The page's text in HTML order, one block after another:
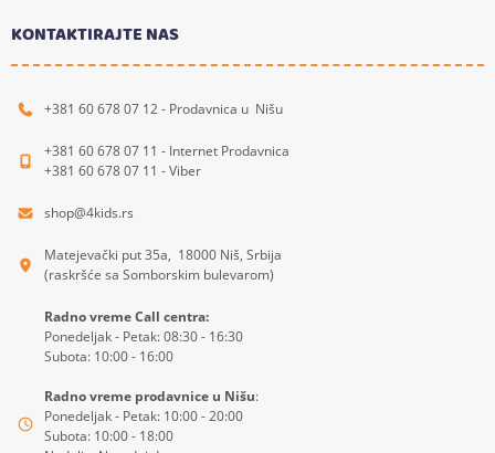
KONTAKTIRAJTE NAS
+381 60 678 07 12 - Prodavnica u Nišu
+381 60 678 07 11 - Internet Prodavnica
+381 60 678 07 11 - Viber
shop@4kids.rs
Matejevački put 35a, 18000 Niš, Srbija
(raskršće sa Somborskim bulevarom)
Radno vreme Call centra:
Ponedeljak - Petak: 08:30 - 16:30
Subota: 10:00 - 16:00
Radno vreme prodavnice u Nišu:
Ponedeljak - Petak: 10:00 - 20:00
Subota: 10:00 - 18:00